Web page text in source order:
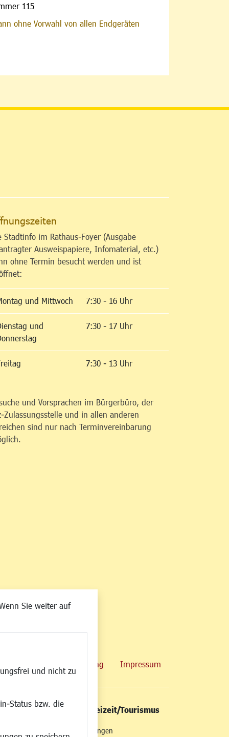
Sie weiter auf
und nicht zu
Status bzw. die
115
ohne Vorwahl von allen Endgeräten
Stadtinfo im Rathaus-Foyer (Ausgabe
Ausweispapiere, Infomaterial, etc.)
ohne Termin besucht werden und ist
und Mittwoch 7:30 - 16 Uhr
und
7:30 - 17 Uhr
7:30 - 13 Uhr
und Vorsprachen im Bürgerbüro, der
Zulassungsstelle und in allen anderen
sind nur nach Terminvereinbarung
Datenschutzerklärung Impressum
Mobilität Kultur/Freizeit/Tourismus
Veranstaltungen